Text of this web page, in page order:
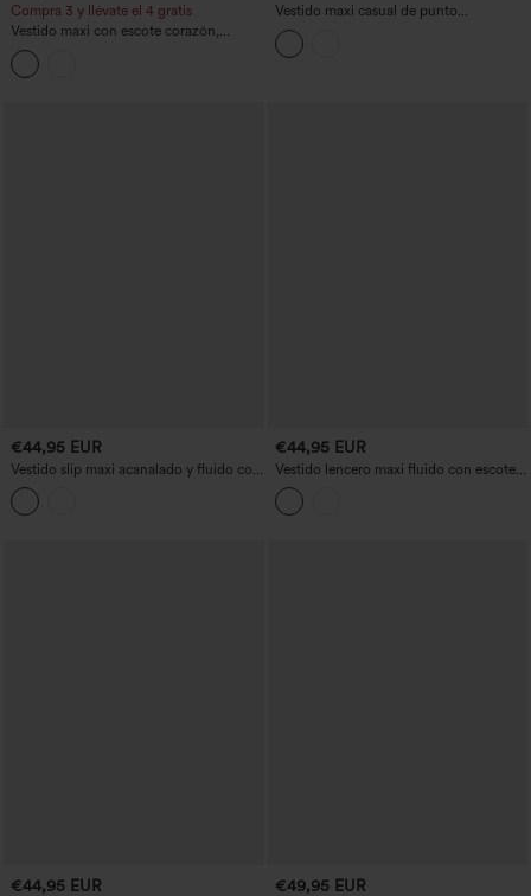
Compra 3 y llévate el 4 gratis
Vestido maxi con escote corazón,
manga larga, con bolsillo y falda fluida
Vestido maxi casual de punto
acanalado, de un solo hombro y sin
mangas, a rayas, con bolsillo
€44,95 EUR
Vestido slip maxi acanalado y fluido con
bolsillos
€44,95 EUR
Vestido lencero maxi fluido con escote
corazón, cierre con cordones y malla a
contraste
€44,95 EUR €49,95 EUR